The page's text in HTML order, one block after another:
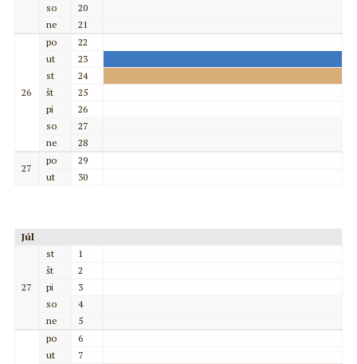
so
20
ne
21
26
po
22
ut
23
st
24
št
25
pi
26
so
27
ne
28
27
po
29
ut
30
Júl
27
st
1
št
2
pi
3
so
4
ne
5
po
6
ut
7